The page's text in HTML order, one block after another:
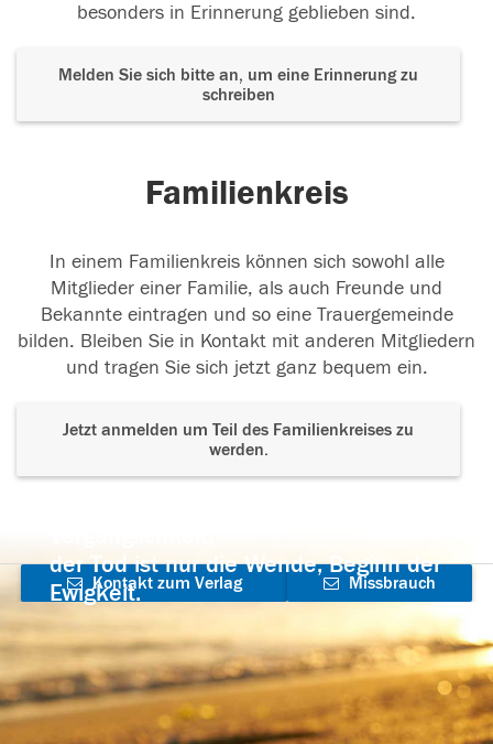
besonders in Erinnerung geblieben sind.
Melden Sie sich bitte an, um eine Erinnerung zu
schreiben
Familienkreis
In einem Familienkreis können sich sowohl alle
Mitglieder einer Familie, als auch Freunde und
Bekannte eintragen und so eine Trauergemeinde
bilden. Bleiben Sie in Kontakt mit anderen Mitgliedern
und tragen Sie sich jetzt ganz bequem ein.
Jetzt anmelden um Teil des Familienkreises zu
werden.
der Tod ist nur die Wende, Beginn der
Ewigkeit.
Kontakt zum Verlag
aufnehmen
Missbrauch